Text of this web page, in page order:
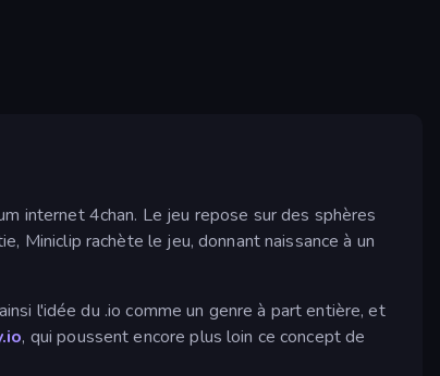
internet 4chan. Le jeu repose sur des sphères
Miniclip rachète le jeu, donnant naissance à un
l'idée du .io comme un genre à part entière, et
, qui poussent encore plus loin ce concept de